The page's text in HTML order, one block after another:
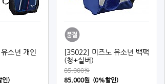
소년 개인
인)
[35022] 미즈노 유소년 백팩
(청+실버)
85,000원
85,000원 (0%할인)